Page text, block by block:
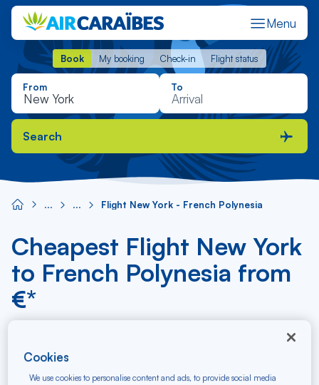
Menu
Book My booking Check-in Flight status
Book My booking Check-in Flight status
From To
Search
Flight New York - French Polynesia
Cheapest Flight New York
to French Polynesia from
€*
From
Cookies
We use cookies to personalise content and ads, to provide social media